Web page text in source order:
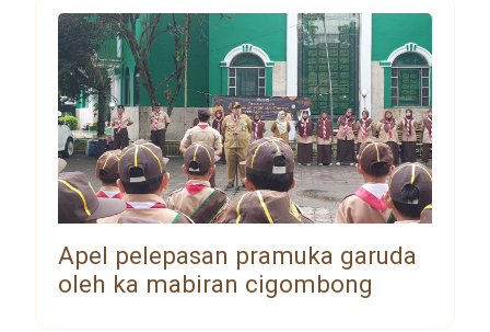
Apel pelepasan pramuka garuda
oleh ka mabiran cigombong